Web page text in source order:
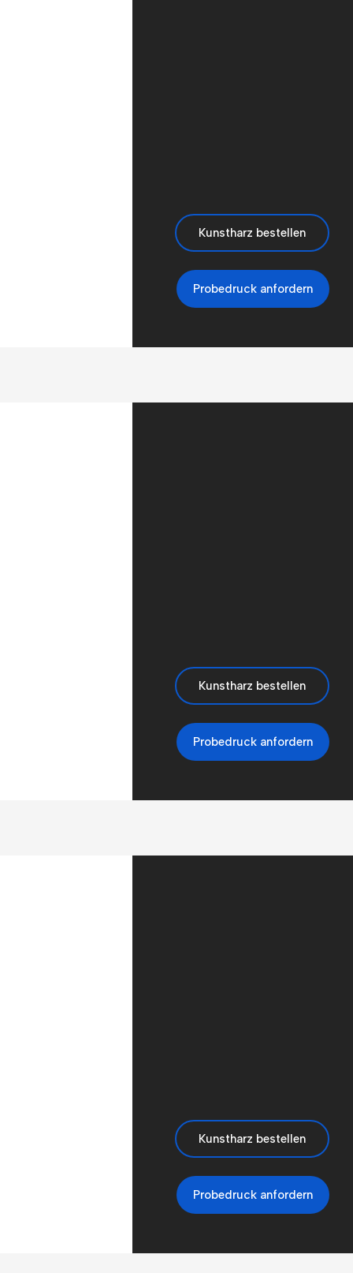
Kunstharz bestellen
Probedruck anfordern
Kunstharz bestellen
Probedruck anfordern
Kunstharz bestellen
Probedruck anfordern